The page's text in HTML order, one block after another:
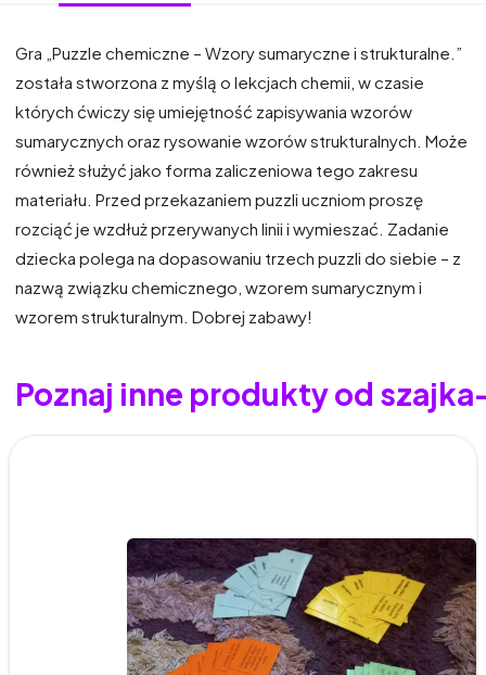
Gra „Puzzle chemiczne – Wzory sumaryczne i strukturalne.”
została stworzona z myślą o lekcjach chemii, w czasie
których ćwiczy się umiejętność zapisywania wzorów
sumarycznych oraz rysowanie wzorów strukturalnych. Może
również służyć jako forma zaliczeniowa tego zakresu
materiału. Przed przekazaniem puzzli uczniom proszę
rozciąć je wzdłuż przerywanych linii i wymieszać. Zadanie
dziecka polega na dopasowaniu trzech puzzli do siebie – z
nazwą związku chemicznego, wzorem sumarycznym i
wzorem strukturalnym. Dobrej zabawy!
Poznaj inne produkty od